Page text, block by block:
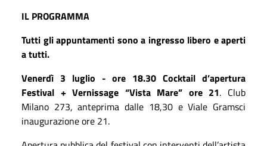
IL PROGRAMMA
Tutti gli appuntamenti sono a ingresso libero e aperti
a tutti.
Venerdì 3 luglio - ore 18.30 Cocktail d’apertura
Festival + Vernissage “Vista Mare” ore 21. Club
Milano 273, anteprima dalle 18,30 e Viale Gramsci
inaugurazione ore 21.